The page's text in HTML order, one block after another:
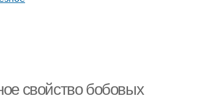
свойство бобовых